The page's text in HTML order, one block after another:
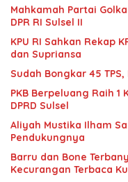
Mahkamah Partai
DPR RI Sulsel II
KPU RI Sahkan Rekap
dan Supriansa
Sudah Bongkar 45
PKB Berpeluang Raih 1
DPRD Sulsel
Aliyah Mustika Ilham
Pendukungnya
Barru dan Bone
Kecurangan Terbaca